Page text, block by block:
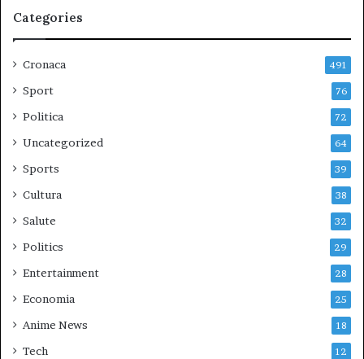
Categories
Cronaca 491
Sport 76
Politica 72
Uncategorized 64
Sports 39
Cultura 38
Salute 32
Politics 29
Entertainment 28
Economia 25
Anime News 18
Tech 12